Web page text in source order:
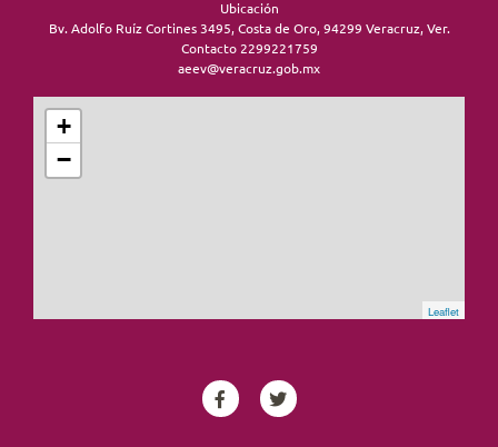
Ubicación
Bv. Adolfo Ruíz Cortines 3495, Costa de Oro, 94299 Veracruz, Ver.
Contacto 2299221759
aeev@veracruz.gob.mx
+
−
Leaflet